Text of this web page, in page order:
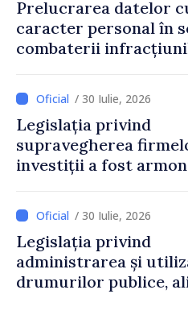
Prelucrarea datelor
caracter personal în
combaterii
/ 30 Iulie, 2026
Legislația privind
supravegherea
investiții a fost
/ 30 Iulie, 2026
Legislația privind
administrarea și
drumurilor publice,